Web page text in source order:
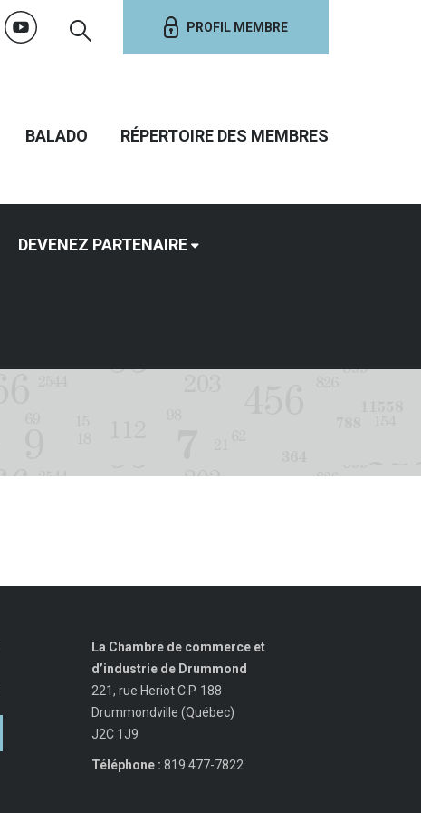
PROFIL MEMBRE
BALADO RÉPERTOIRE DES MEMBRES
DEVENEZ PARTENAIRE
La Chambre de commerce et
d’industrie de Drummond
221, rue Heriot C.P. 188
Drummondville (Québec)
J2C 1J9
Téléphone : 819 477-7822